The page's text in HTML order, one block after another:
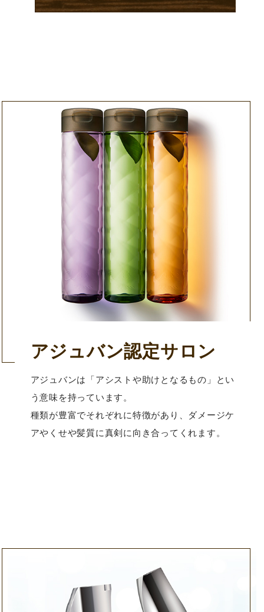
アジュバン認定サロン
アジュバンは「アシストや助けとなるもの」とい
う意味を持っています。
種類が豊富でそれぞれに特徴があり、ダメージケ
アやくせや髪質に真剣に向き合ってくれます。